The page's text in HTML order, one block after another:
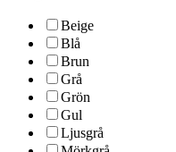
Beige
Blå
Brun
Grå
Grön
Gul
Ljusgrå